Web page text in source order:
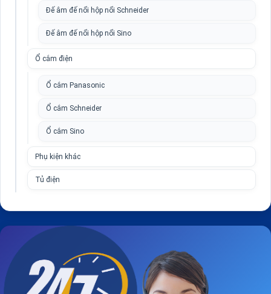
Đế âm đế nổi hộp nổi Schneider
Đế âm đế nổi hộp nổi Sino
Ổ cắm điện
Ổ cắm Panasonic
Ổ cắm Schneider
Ổ cắm Sino
Phụ kiện khác
Tủ điện